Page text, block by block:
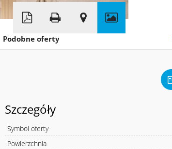
Leaflet|© MapTiler ©OpenStreetMap contributors
Podobne oferty
Szczegóły
Symbol oferty
Powierzchnia